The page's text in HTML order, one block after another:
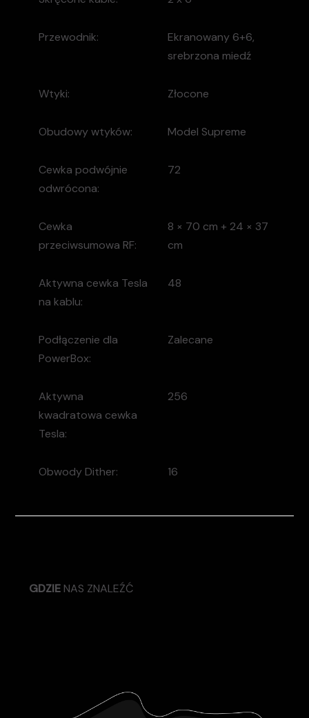
Przewodnik:
Ekranowany 6+6,
srebrzona miedź
Wtyki: Złocone
Obudowy wtyków: Model Supreme
Cewka podwójnie
odwrócona:
72
Cewka
przeciwsumowa RF:
8 × 70 cm + 24 × 37
cm
Aktywna cewka Tesla
na kablu:
48
Podłączenie dla
PowerBox:
Zalecane
Aktywna
kwadratowa cewka
Tesla:
256
Obwody Dither: 16
GDZIE NAS ZNALEŹĆ